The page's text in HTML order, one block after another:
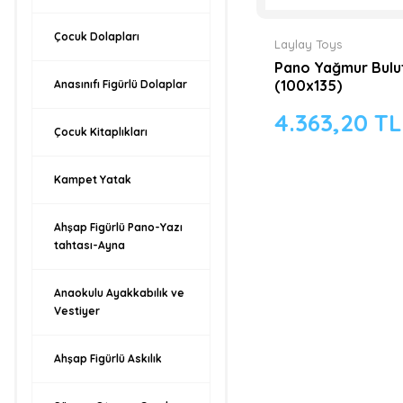
Çocuk Dolapları
Anasınıfı Figürlü Dolaplar
Çocuk Kitaplıkları
Kampet Yatak
Ahşap Figürlü Pano-Yazı
tahtası-Ayna
Anaokulu Ayakkabılık ve
Vestiyer
Ahşap Figürlü Askılık
Laylay Toys
Pano Yağmur
(100x135)
4.363,20 TL